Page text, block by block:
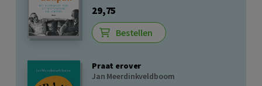
29,75
Bestellen
Praat erover
Jan Meerdinkveldboom